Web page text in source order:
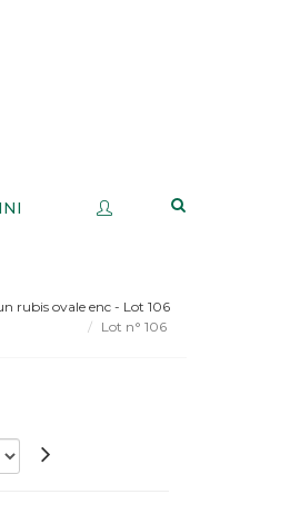
rubis ovale enc - Lot 106
Lot n° 106